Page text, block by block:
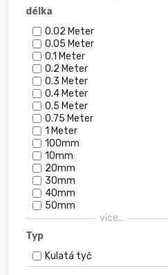
délka
0.02 Meter
0.05 Meter
0.1 Meter
0.2 Meter
0.3 Meter
0.4 Meter
0.5 Meter
0.75 Meter
1 Meter
100mm
10mm
20mm
30mm
40mm
50mm
více...
Typ
Kulatá tyč